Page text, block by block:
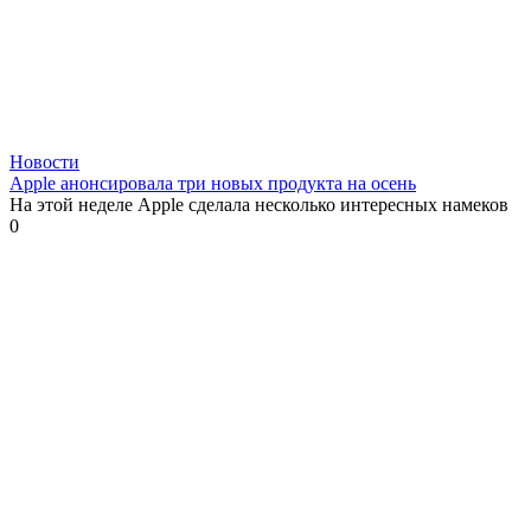
Новости
Apple анонсировала три новых продукта на осень
На этой неделе Apple сделала несколько интересных намеков
0